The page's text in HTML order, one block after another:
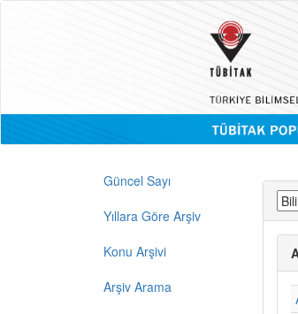
Güncel Sayı
Yıllara Göre Arşiv
Konu Arşivi
Arşiv Arama